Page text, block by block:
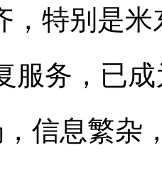
，特别是
服务，已
信息繁杂